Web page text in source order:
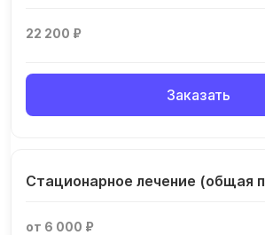
22 200 ₽
Заказать
Стационарное лечение (общая
от 6 000 ₽